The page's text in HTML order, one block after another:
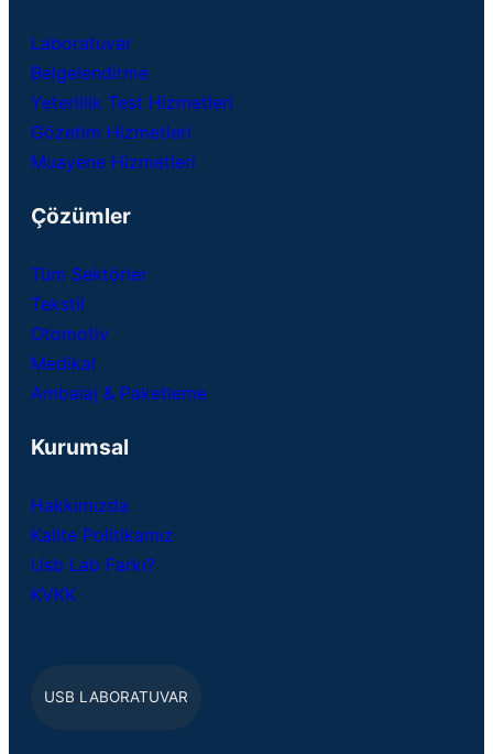
Laboratuvar
Belgelendirme
Yeterlilik Test Hizmetleri
Gözetim Hizmetleri
Muayene Hizmetleri
Çözümler
Tüm Sektörler
Tekstil
Otomotiv
Medikal
Ambalaj & Paketleme
Kurumsal
Hakkımızda
Kalite Politikamız
Usb Lab Farkı?
KVKK
USB LABORATUVAR